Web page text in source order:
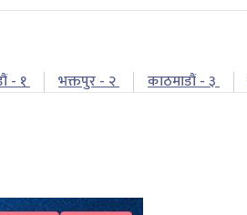
- १ भक्तपुर - २ काठमाडौं - ३